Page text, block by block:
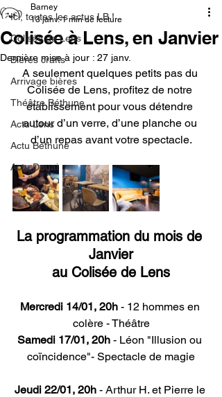
Ici, toutes les actus LB !
Colisée de Lens
Bières crafts
Arrivage bières
Théâtre Béthune
Actu Lens
Actu Béthune
Actu Douai
Colisée à Lens, en Janvier
Barney
13 janv. 1 min de lecture
Dernière mise à jour : 27 janv.
A seulement quelques petits pas du
Colisée de Lens, profitez de notre
établissement pour vous détendre
autour d’un verre, d’une planche ou
d’un repas avant votre spectacle.
La programmation du mois de
Janvier
au Colisée de Lens
Mercredi 14/01, 20h - 12 hommes en
colère - Théâtre
Samedi 17/01, 20h - Léon "Illusion ou
coïncidence"- Spectacle de magie
Jeudi 22/01, 20h - Arthur H. et Pierre le